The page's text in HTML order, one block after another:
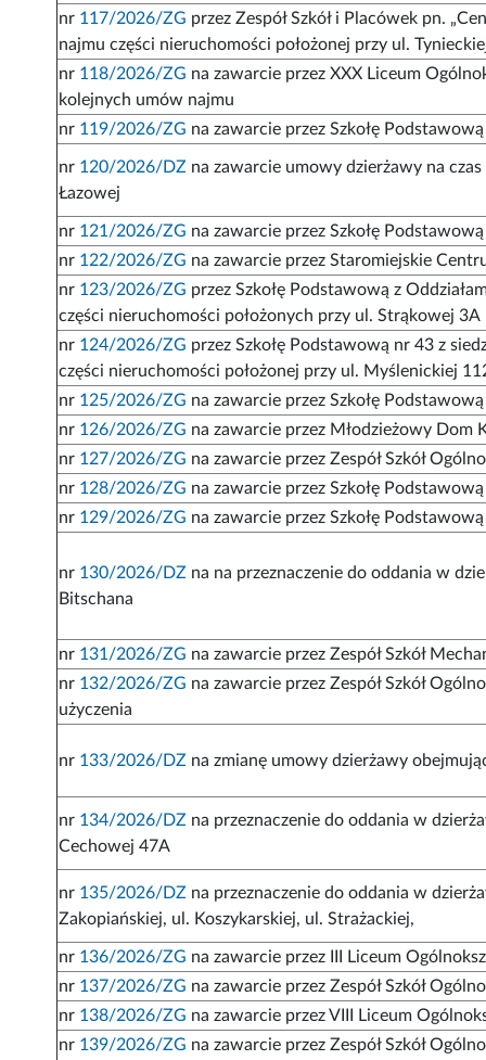
nr 117/2026/ZG przez Zespół Szkół i Placówek pn.
najmu części nieruchomości położonej przy ul.
nr 118/2026/ZG na zawarcie przez XXX Liceum
kolejnych umów najmu
nr 119/2026/ZG na zawarcie przez Szkołę
nr 120/2026/DZ na zawarcie umowy dzierżawy na
Łazowej
nr 121/2026/ZG na zawarcie przez Szkołę
nr 122/2026/ZG na zawarcie przez Staromiejskie
nr 123/2026/ZG przez Szkołę Podstawową z
części nieruchomości położonych przy ul. Strąkowej 3A
nr 124/2026/ZG przez Szkołę Podstawową nr 43 z
części nieruchomości położonej przy ul. Myślenickiej
nr 125/2026/ZG na zawarcie przez Szkołę
nr 126/2026/ZG na zawarcie przez Młodzieżowy
nr 127/2026/ZG na zawarcie przez Zespół Szkół
nr 128/2026/ZG na zawarcie przez Szkołę
nr 129/2026/ZG na zawarcie przez Szkołę
nr 130/2026/DZ na na przeznaczenie do oddania w
Bitschana
nr 131/2026/ZG na zawarcie przez Zespół Szkół
nr 132/2026/ZG na zawarcie przez Zespół Szkół
użyczenia
nr 133/2026/DZ na zmianę umowy dzierżawy
nr 134/2026/DZ na przeznaczenie do oddania w
Cechowej 47A
nr 135/2026/DZ na przeznaczenie do oddania w
Zakopiańskiej, ul. Koszykarskiej, ul. Strażackiej,
nr 136/2026/ZG na zawarcie przez III Liceum
nr 137/2026/ZG na zawarcie przez Zespół Szkół
nr 138/2026/ZG na zawarcie przez VIII Liceum
nr 139/2026/ZG na zawarcie przez Zespół Szkół